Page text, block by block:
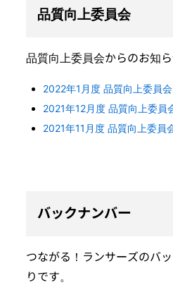
品質向上委員会
品質向上委員会からのお知
2022年1月度 品質向上委員
2021年12月度 品質向上委員
2021年11月度 品質向上委員
バックナンバー
つながる！ランサーズのバ
りです。